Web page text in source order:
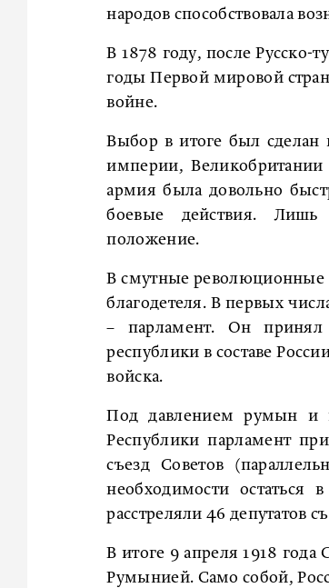
народов способствовала
В 1878 году, после Русско-
годы Первой мировой
войне.
Выбор в итоге был сделан
империи,
армия была довольно
боевые действия. Лишь
положение.
В смутные революционные
благодетеля. В первых
– парламент. Он принял
республики в составе
войска.
Под давлением румын и
Республики парламент
съезд Советов
необходимости остаться
расстреляли 46 депутатов
В итоге 9 апреля 1918
Румынией. Само собой,